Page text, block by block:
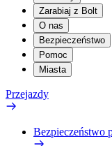
Zarabiaj z Bolt
O nas
Bezpieczeństwo
Pomoc
Miasta
Przejazdy
Bezpieczeństwo